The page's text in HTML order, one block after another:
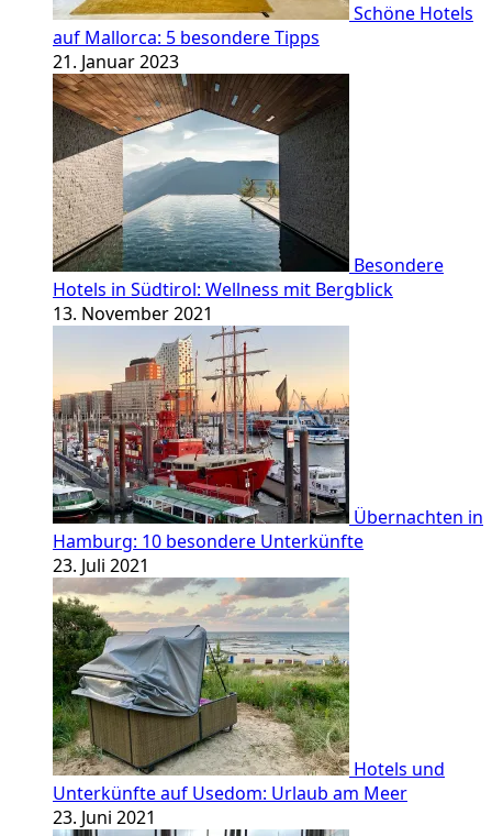
Schöne Hotels
auf Mallorca: 5 besondere Tipps
21. Januar 2023
Besondere
Hotels in Südtirol: Wellness mit Bergblick
13. November 2021
Übernachten in
Hamburg: 10 besondere Unterkünfte
23. Juli 2021
Hotels und
Unterkünfte auf Usedom: Urlaub am Meer
23. Juni 2021